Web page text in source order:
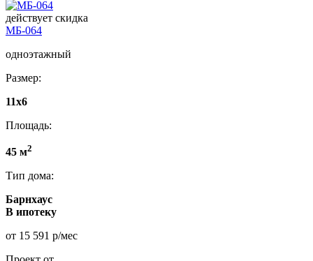
действует скидка
МБ-064
одноэтажный
Размер:
11x6
Площадь:
45 м2
Тип дома:
Барнхаус
В ипотеку
от 15 591 р/мес